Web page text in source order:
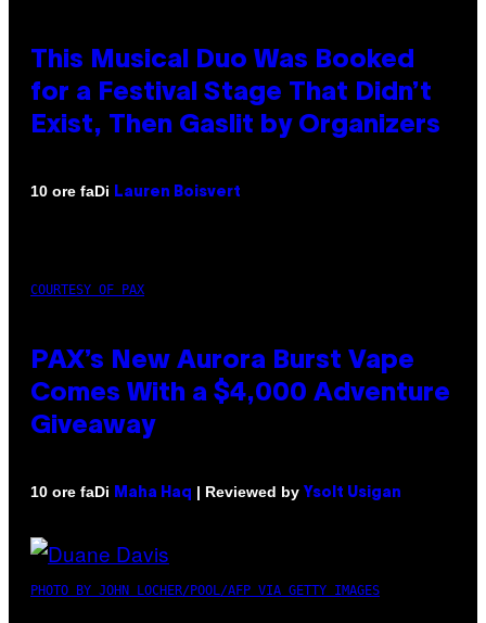
This Musical Duo Was Booked
for a Festival Stage That Didn’t
Exist, Then Gaslit by Organizers
10 ore faDi Lauren Boisvert
COURTESY OF PAX
PAX’s New Aurora Burst Vape
Comes With a $4,000 Adventure
Giveaway
10 ore faDi Maha Haq | Reviewed by Ysolt Usigan
PHOTO BY JOHN LOCHER/POOL/AFP VIA GETTY IMAGES